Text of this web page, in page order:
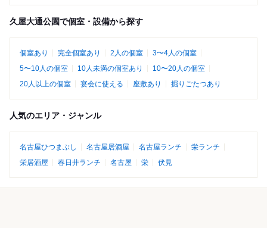
久屋大通公園で個室・設備から探す
個室あり 完全個室あり 2人の個室
3〜4人の個室
5〜10人の個室
10人未満の個室あり
10〜20人の個室
20人以上の個室
宴会に使える 座敷あり 掘りごたつあり
人気のエリア・ジャンル
名古屋ひつまぶし 名古屋居酒屋 名古屋ランチ
栄ランチ
栄居酒屋
春日井ランチ 名古屋 栄 伏見